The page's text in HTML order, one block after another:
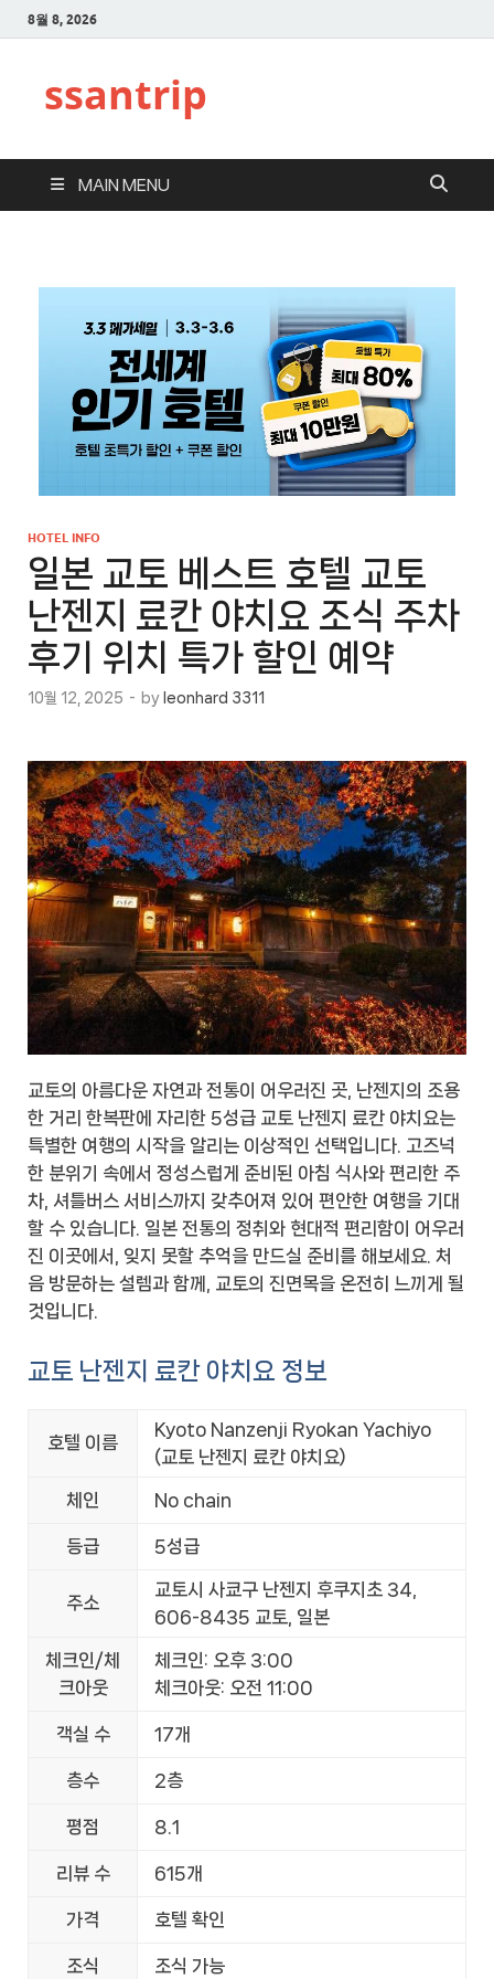
8월 8, 2026
ssantrip
MAIN MENU
HOTEL INFO
일본 교토 베스트 호텔 교토
난젠지 료칸 야치요 조식 주차
후기 위치 특가 할인 예약
10월 12, 2025 - by leonhard 3311
교토의 아름다운 자연과 전통이 어우러진 곳, 난젠지의 조용
한 거리 한복판에 자리한 5성급 교토 난젠지 료칸 야치요는
특별한 여행의 시작을 알리는 이상적인 선택입니다. 고즈넉
한 분위기 속에서 정성스럽게 준비된 아침 식사와 편리한 주
차, 셔틀버스 서비스까지 갖추어져 있어 편안한 여행을 기대
할 수 있습니다. 일본 전통의 정취와 현대적 편리함이 어우러
진 이곳에서, 잊지 못할 추억을 만드실 준비를 해보세요. 처
음 방문하는 설렘과 함께, 교토의 진면목을 온전히 느끼게 될
것입니다.
교토 난젠지 료칸 야치요 정보
호텔 이름
Kyoto Nanzenji Ryokan Yachiyo
(교토 난젠지 료칸 야치요)
체인 No chain
등급 5성급
주소
교토시 사쿄구 난젠지 후쿠지초 34,
606-8435 교토, 일본
체크인/체
크아웃
체크인: 오후 3:00
체크아웃: 오전 11:00
객실 수 17개
층수 2층
평점 8.1
리뷰 수 615개
가격 호텔 확인
조식 조식 가능